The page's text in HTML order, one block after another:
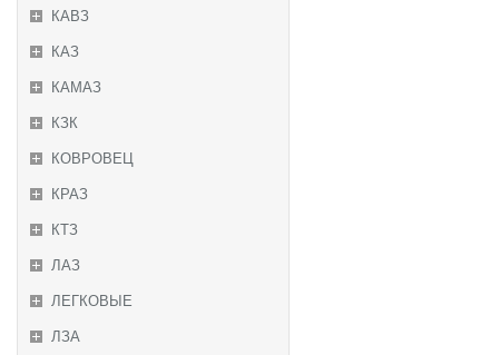
КАВЗ
КАЗ
КАМАЗ
КЗК
КОВРОВЕЦ
КРАЗ
КТЗ
ЛАЗ
ЛЕГКОВЫЕ
ЛЗА